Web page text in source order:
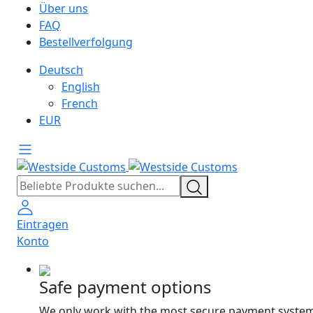
Über uns
FAQ
Bestellverfolgung
Deutsch
English
French
EUR
Eintragen
Konto
Safe payment options